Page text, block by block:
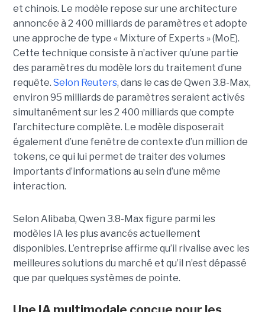
et chinois. Le modèle repose sur une architecture
annoncée à 2 400 milliards de paramètres et adopte
une approche de type « Mixture of Experts » (MoE).
Cette technique consiste à n’activer qu’une partie
des paramètres du modèle lors du traitement d’une
requête. Selon Reuters, dans le cas de Qwen 3.8-Max,
environ 95 milliards de paramètres seraient activés
simultanément sur les 2 400 milliards que compte
l’architecture complète. Le modèle disposerait
également d’une fenêtre de contexte d’un million de
tokens, ce qui lui permet de traiter des volumes
importants d’informations au sein d’une même
interaction.
Selon Alibaba, Qwen 3.8-Max figure parmi les
modèles IA les plus avancés actuellement
disponibles. L’entreprise affirme qu’il rivalise avec les
meilleures solutions du marché et qu’il n’est dépassé
que par quelques systèmes de pointe.